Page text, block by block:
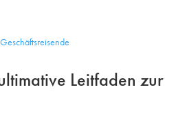
Leitfaden zur